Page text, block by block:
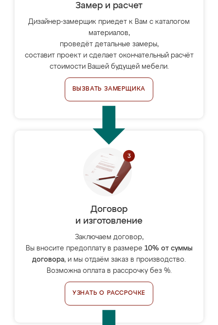
Замер и расчет
Дизайнер-замерщик приедет к Вам с каталогом
материалов,
проведёт детальные замеры,
составит проект и сделает окончательный расчёт
стоимости Вашей будущей мебели.
ВЫЗВАТЬ ЗАМЕРЩИКА
Договор
и изготовление
Заключаем договор,
Вы вносите предоплату в размере 10% от суммы
договора, и мы отдаём заказ в производство.
Возможна оплата в рассрочку без %.
УЗНАТЬ О РАССРОЧКЕ